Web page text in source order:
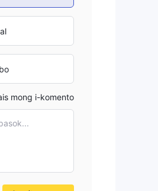
mong i-komento